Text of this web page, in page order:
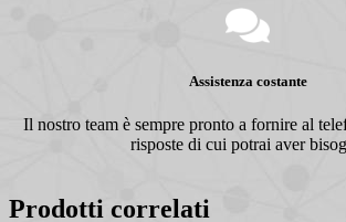
Assistenza costante
Il nostro team è sempre pronto a fornire al
risposte di cui potrai aver
Prodotti correlati